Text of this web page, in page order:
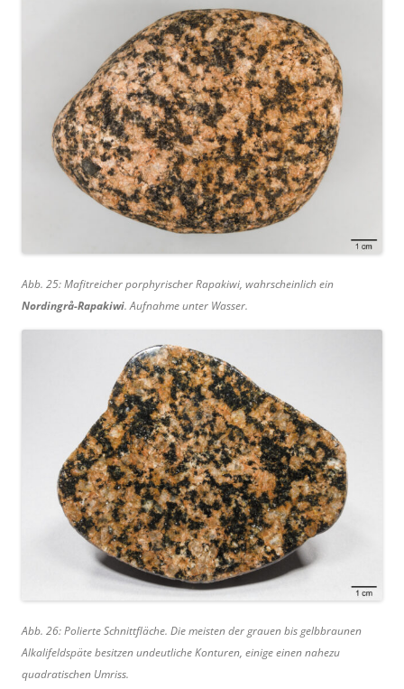
Abb. 25: Mafitreicher porphyrischer Rapakiwi, wahrscheinlich ein
Nordingrå-Rapakiwi. Aufnahme unter Wasser.
Abb. 26: Polierte Schnittfläche. Die meisten der grauen bis gelbbraunen
Alkalifeldspäte besitzen undeutliche Konturen, einige einen nahezu
quadratischen Umriss.